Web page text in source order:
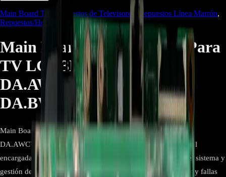
Main Board TV Repuestos de Televisores Repuestos Línea Marrón,
Repuestos/Herramientas
Main Board EBU64055111 Para
TV LG 43LJ550T-
DA.AWCYLJM 43LJ550T-
DA.BWCGLJM - REP-138
Main Board EBU64055111 para televisores LG 43LJ550T-
DA.AWCYLJM y 43LJ550T-DA.BWCGLJM. Tarjeta principal
encargada del procesamiento de imagen y sonido, control del sistema y
gestión de puertos HDMI y USB, ideal para corregir reinicios y fallas